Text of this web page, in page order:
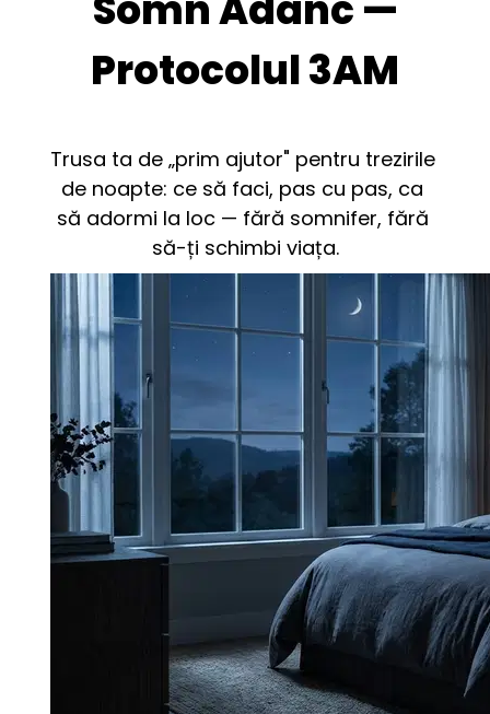
Protocolul 3AM
Trusa ta de „prim ajutor" pentru trezirile
de noapte: ce să faci, pas cu pas, ca
să adormi la loc — fără somnifer, fără
să-ți schimbi viața.